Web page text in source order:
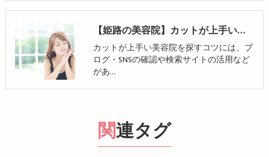
【姫路の美容院】カットが上手い美容院の探し方！縮毛矯正のメリット・デメリットも解説
カットが上手い美容院を探すコツには、ブ
ログ・SNSの確認や検索サイトの活用など
があ…
関連タグ